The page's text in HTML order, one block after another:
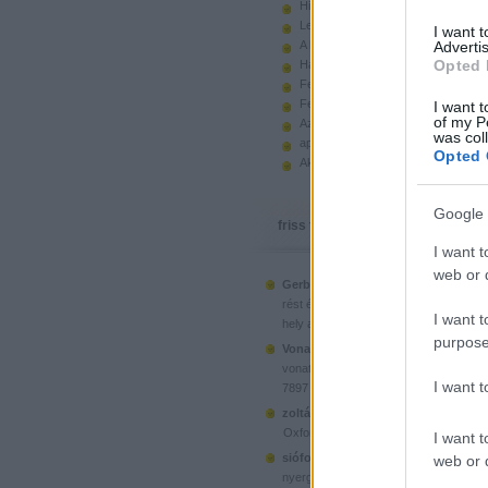
I want
Opted
I want
of my
was
Opted
Google
I want
web or
I want
I want
I want
web or
Hiányzó elemek beszerzése
Legoland Németország 2010
A kastélyok képes története
Használt legót piacról
Feltörjük a legó ugart
Fehérítsd ki!
Az Indiana Jones készletek
apró. hirdetés.
Akciók, újdonságok a polcon,
friss topikok
Gerberus:
Mostanra már a Lego is
rést é...
hely a klónoknak
Vonatotkeresek1:
@BorZol: Üdv, hol
vonatot venni...
7897 Passenger Train
zoltán999:
Oxford, a dél-koreai klón
siófoki35:
A platós teherautó
nyergesvonta...